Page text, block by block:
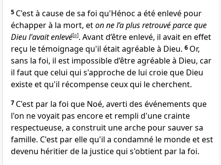
5 C'est à cause de sa foi qu'Hénoc a été enlevé pour
échapper à la mort, eton ne l’a plus retrouvé parce que
Dieu l'avait enlevé[a]. Avant d’être enlevé, il avait en effet
reçu le témoignage qu'il était agréable à Dieu. 6 Or,
sans la foi, il est impossible d’être agréable à Dieu, car
il faut que celui qui s'approche de lui croie que Dieu
existe et qu'il récompense ceux qui le cherchent.
7 C'est par la foi que Noé, averti des événements que
l'on ne voyait pas encore et rempli d'une crainte
respectueuse, a construit une arche pour sauver sa
famille. C'est par elle qu'il a condamné le monde et est
devenu héritier de la justice qui s'obtient par la foi.